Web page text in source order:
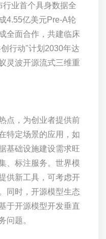
业首个具身数据全
4.55亿美元Pre-A轮
全面合作，共建临床
行动"计划2030年达
灵波开源流式三维重
点，为创业者提供前
特定场景的应用，如
基础设施建设需求旺
、标注服务。世界模
供新工具，可考虑开
同时，开源模型生态
于开源模型开发垂直
问题。